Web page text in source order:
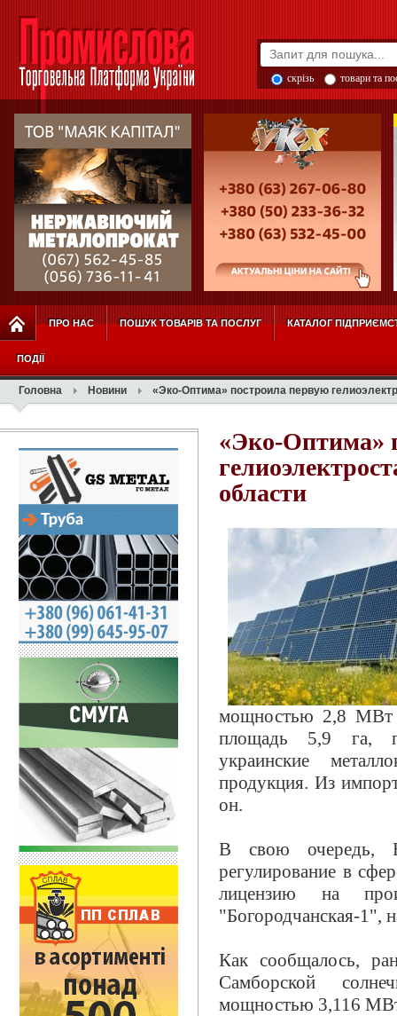
скрізь товари та
ПРО НАС ПОШУК ТОВАРІВ ТА ПОСЛУГ КАТАЛОГ
ПОДІЇ
Головна Новини «Эко-Оптима» построила первую
«Эко-Оптима»
области
мощностью 2,8 МВт
площадь 5,9 га,
украинские
продукция. Из
он.
В свою очередь,
регулирование в
лицензию на
"Богородчанская-1",
Как сообщалось,
Самборской
мощностью 3,116